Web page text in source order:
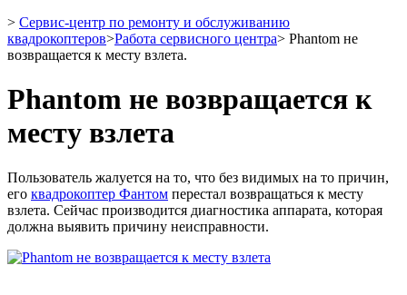
> Сервис-центр по ремонту и обслуживанию
квадрокоптеров>Работа сервисного центра> Phantom не
возвращается к месту взлета.
Phantom не возвращается к
месту взлета
Пользователь жалуется на то, что без видимых на то причин,
его квадрокоптер Фантом перестал возвращаться к месту
взлета. Сейчас производится диагностика аппарата, которая
должна выявить причину неисправности.